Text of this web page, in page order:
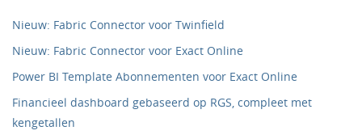
Nieuw: Fabric Connector voor Twinfield
Nieuw: Fabric Connector voor Exact Online
Power BI Template Abonnementen voor Exact Online
Financieel dashboard gebaseerd op RGS, compleet met
kengetallen